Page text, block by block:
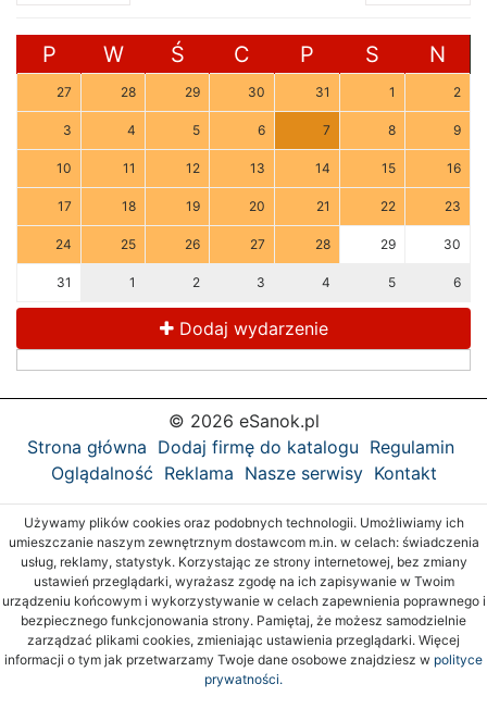
P W Ś C P S N
27 28 29 30 31 1 2
3 4 5 6 7 8 9
10 11 12 13 14 15 16
17 18 19 20 21 22 23
24 25 26 27 28 29 30
31 1 2 3 4 5 6
Dodaj wydarzenie
© 2026 eSanok.pl
Strona główna Dodaj firmę do katalogu Regulamin
Oglądalność Reklama Nasze serwisy Kontakt
Używamy plików cookies oraz podobnych technologii. Umożliwiamy ich
umieszczanie naszym zewnętrznym dostawcom m.in. w celach: świadczenia
usług, reklamy, statystyk. Korzystając ze strony internetowej, bez zmiany
ustawień przeglądarki, wyrażasz zgodę na ich zapisywanie w Twoim
urządzeniu końcowym i wykorzystywanie w celach zapewnienia poprawnego i
bezpiecznego funkcjonowania strony. Pamiętaj, że możesz samodzielnie
zarządzać plikami cookies, zmieniając ustawienia przeglądarki. Więcej
informacji o tym jak przetwarzamy Twoje dane osobowe znajdziesz w polityce
prywatności.